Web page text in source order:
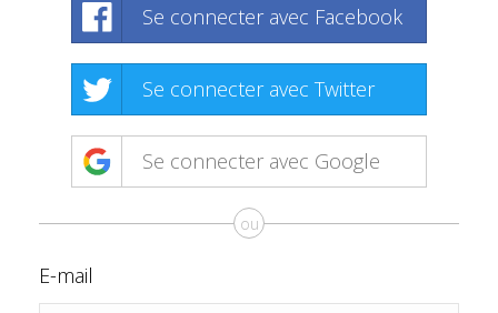
Se connecter avec Facebook
Se connecter avec Twitter
Se connecter avec Google
ou
E-mail